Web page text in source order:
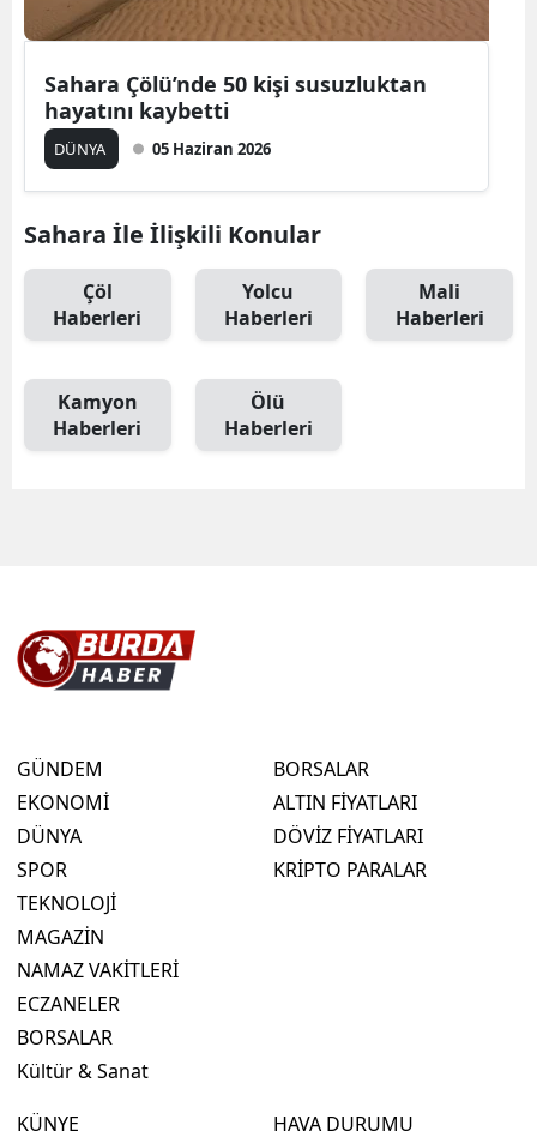
Sahara Çölü’nde 50 kişi susuzluktan
hayatını kaybetti
DÜNYA 05 Haziran 2026
Sahara İle İlişkili Konular
Çöl
Haberleri
Yolcu
Haberleri
Mali
Haberleri
Kamyon
Haberleri
Ölü
Haberleri
GÜNDEM
EKONOMİ
DÜNYA
SPOR
TEKNOLOJİ
MAGAZİN
NAMAZ VAKİTLERİ
ECZANELER
BORSALAR
Kültür & Sanat
BORSALAR
ALTIN FİYATLARI
DÖVİZ FİYATLARI
KRİPTO PARALAR
KÜNYE HAVA DURUMU